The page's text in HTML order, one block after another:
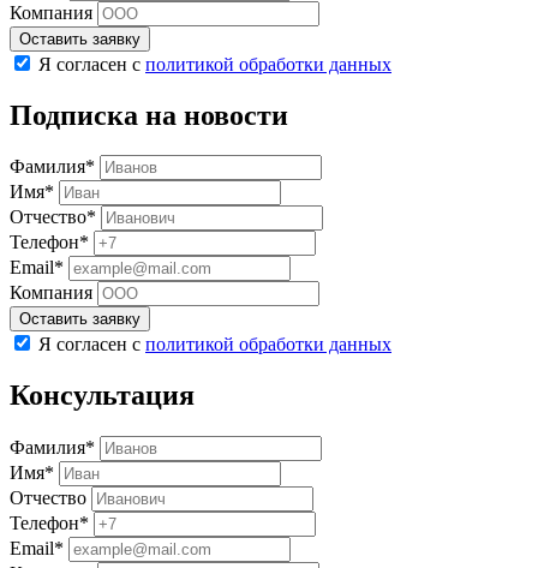
Компания
Оставить заявку
Я согласен с политикой обработки данных
Подписка на новости
Фамилия*
Имя*
Отчество*
Телефон*
Email*
Компания
Оставить заявку
Я согласен с политикой обработки данных
Консультация
Фамилия*
Имя*
Отчество
Телефон*
Email*